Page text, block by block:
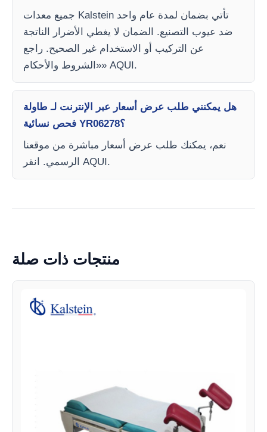
جميع معدات Kalstein تأتي بضمان لمدة عام واحد
ضد عيوب التصنيع. الضمان لا يغطي الأضرار الناتجة
عن التركيب أو الاستخدام غير الصحيح. راجع
«الشروط والأحكام» AQUI.
هل يمكنني طلب عرض أسعار عبر الإنترنت لـ طاولة
فحص نسائية YR06278؟
نعم، يمكنك طلب عرض أسعار مباشرة من موقعنا
الرسمي. انقر AQUI.
منتجات ذات صلة